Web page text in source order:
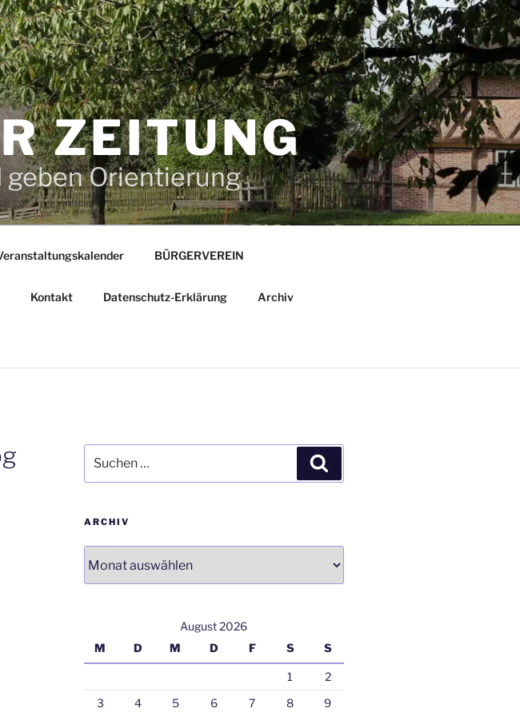
ZEITUNG
Orientierung
BÜRGERVEREIN
Kontakt Datenschutz-Erklärung Archiv
nach:
ARCHIV
August 2026
M
D M D F S S
1
2
3
4 5 6 7 8 9